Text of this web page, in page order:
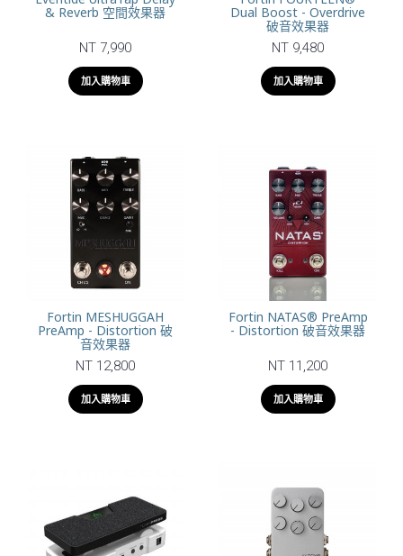
& Reverb 空間效果器
NT 7,990
加入購物車
Dual Boost - Overdrive
破音效果器
NT 9,480
加入購物車
Fortin MESHUGGAH
PreAmp - Distortion 破
音效果器
NT 12,800
加入購物車
Fortin NATAS® PreAmp
- Distortion 破音效果器
NT 11,200
加入購物車